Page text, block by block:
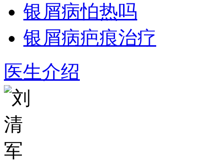
银屑病怕热吗
银屑病疤痕治疗
医生介绍